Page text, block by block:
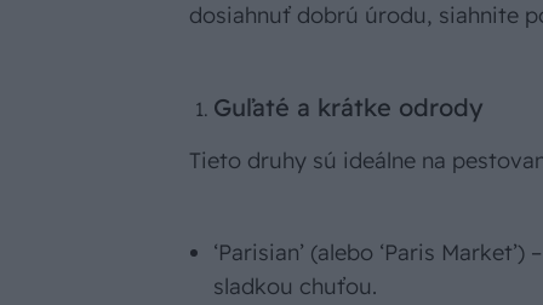
dosiahnuť dobrú úrodu, siahnite
Guľaté a krátke odrody
Tieto druhy sú ideálne na
‘Parisian’ (alebo ‘Paris
sladkou chuťou.